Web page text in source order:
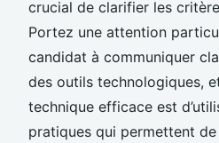
crucial de clarifier les
Portez une attention
candidat à communiquer
des outils technologiques,
technique efficace est
pratiques qui permettent